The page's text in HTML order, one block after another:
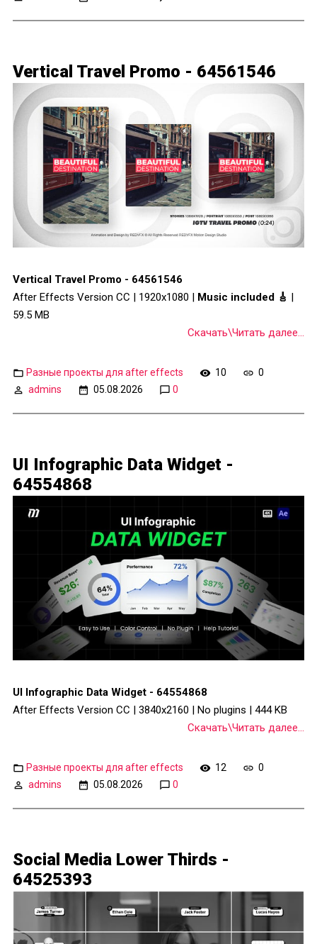
Vertical Travel Promo - 64561546
Vertical Travel Promo - 64561546
After Effects Version CC | 1920x1080 | Music included 🎸 |
59.5 MB
Скачать\Читать далее...
Разные проекты для after effects 10
0
admins
05.08.2026 0
UI Infographic Data Widget -
64554868
UI Infographic Data Widget - 64554868
After Effects Version CC | 3840x2160 | No plugins | 444 KB
Скачать\Читать далее...
Разные проекты для after effects 12
0
admins
05.08.2026 0
Social Media Lower Thirds -
64525393